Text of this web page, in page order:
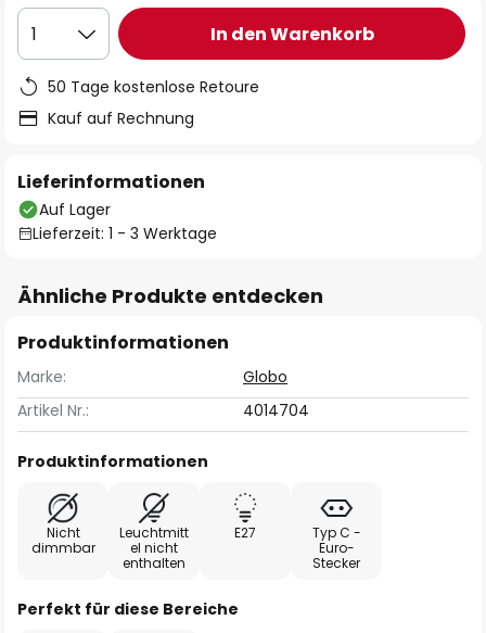
1 In den Warenkorb
50 Tage kostenlose Retoure
Kauf auf Rechnung
Lieferinformationen
Auf Lager
Lieferzeit: 1 - 3 Werktage
Ähnliche Produkte entdecken
Produktinformationen
Marke:
Globo
Artikel Nr.:
4014704
Produktinformationen
Nicht
dimmbar
Leuchtmitt
el nicht
enthalten
E27
Typ C -
Euro-
Stecker
Perfekt für diese Bereiche